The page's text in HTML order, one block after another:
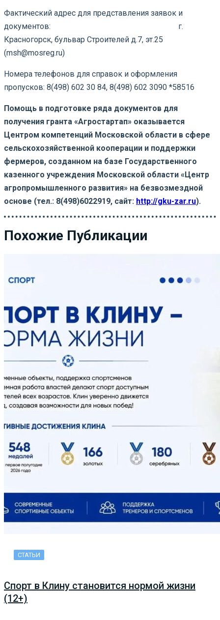
Фактический адрес для представления заявок и
документов: г.
Красногорск, бульвар Строителей д.7, эт.25
(msh@mosreg.ru)
Номера телефонов для справок и оформления
пропусков: 8(498) 602 30 84, 8(498) 602 3090 *58516
Помощь в подготовке ряда документов для
получения гранта «Агростартап» оказывается
Центром компетенций Московской области в сфере
сельскохозяйственной кооперации и поддержки
фермеров, созданном на базе Государственного
казенного учреждения Московской области «Центр
агропромышленного развития» на безвозмездной
основе (тел.: 8(498)6022919, сайт: http://gku-zar.ru).
Похожие Публикации
СТАТЬИ
Спорт в Клину становится нормой жизни
(12+)